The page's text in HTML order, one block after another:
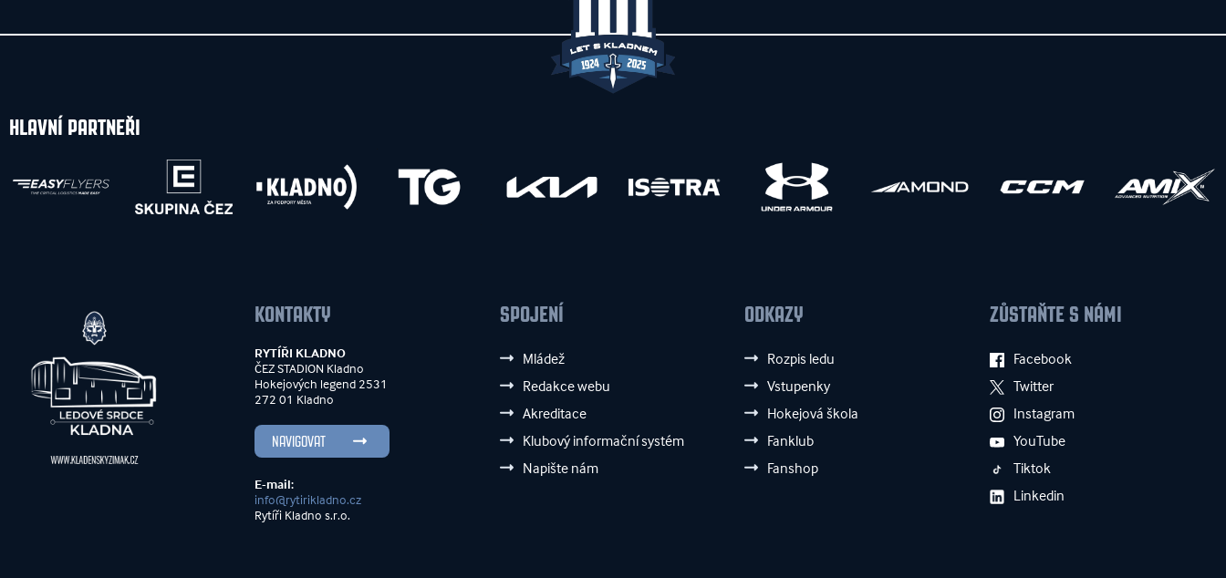
HLAVNÍ PARTNEŘI
KONTAKTY
RYTÍŘI KLADNO
ČEZ STADION Kladno
Hokejových legend 2531
272 01 Kladno
NAVIGOVAT
E-mail:
info@rytirikladno.cz
Rytíři Kladno s.r.o.
SPOJENÍ
Mládež
Redakce webu
Akreditace
Klubový informační systém
Napište nám
ODKAZY
Rozpis ledu
Vstupenky
Hokejová škola
Fanklub
Fanshop
ZŮSTAŇTE S NÁMI
Facebook
Twitter
Instagram
YouTube
Tiktok
Linkedin